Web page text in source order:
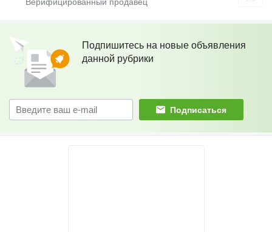
Подпишитесь на новые объявления
данной рубрики
Подписаться